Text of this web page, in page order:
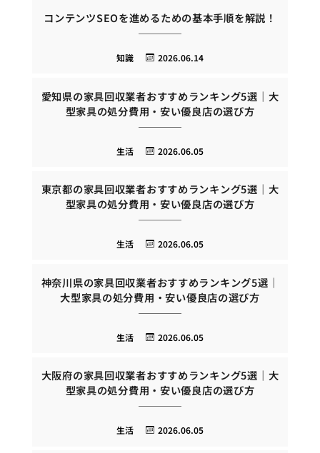
コンテンツSEOを進めるための基本手順を解説！
2026.06.14
知識
愛知県の家具回収業者おすすめランキング5選｜大
型家具の処分費用・安い優良店の選び方
2026.06.05
生活
東京都の家具回収業者おすすめランキング5選｜大
型家具の処分費用・安い優良店の選び方
2026.06.05
生活
神奈川県の家具回収業者おすすめランキング5選｜
大型家具の処分費用・安い優良店の選び方
2026.06.05
生活
大阪府の家具回収業者おすすめランキング5選｜大
型家具の処分費用・安い優良店の選び方
2026.06.05
生活